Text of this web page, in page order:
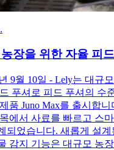
장을 위한 자율 피
9월 10일 - Lely는 대규
푸셔로 피드 푸셔의 수
품 Juno Max를 출시합니
에서 사료를 빠르고 스
되었습니다. 새롭게 설
감지 기능은 대규모 농